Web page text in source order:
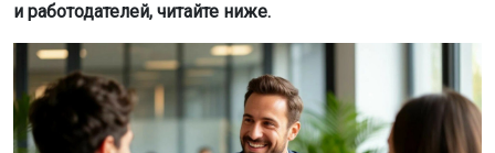
и работодателей, читайте ниже.